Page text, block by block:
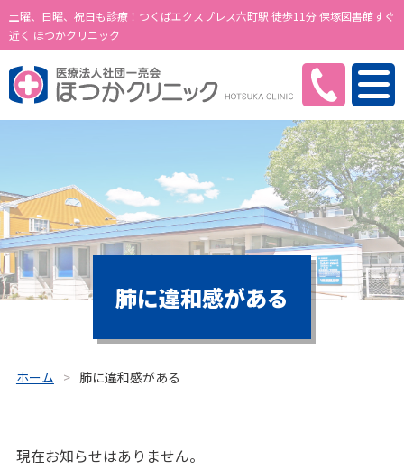
土曜、日曜、祝日も診療！つくばエクスプレス六町駅 徒歩11分 保塚図書館すぐ
近く ほつかクリニック
肺に違和感がある
ホーム 肺に違和感がある
現在お知らせはありません。